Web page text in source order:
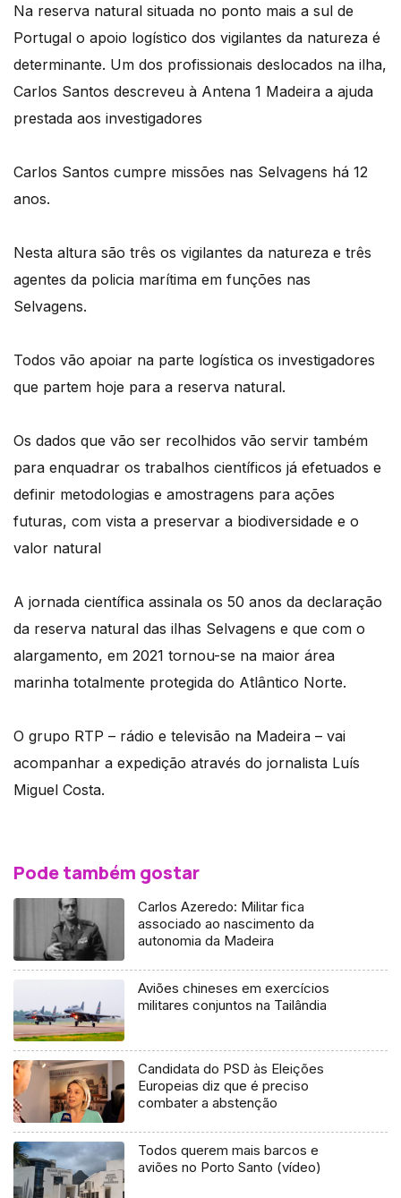
Na reserva natural situada no ponto mais a sul de
Portugal o apoio logístico dos vigilantes da natureza é
determinante. Um dos profissionais deslocados na ilha,
Carlos Santos descreveu à Antena 1 Madeira a ajuda
prestada aos investigadores
Carlos Santos cumpre missões nas Selvagens há 12
anos.
Nesta altura são três os vigilantes da natureza e três
agentes da policia marítima em funções nas
Selvagens.
Todos vão apoiar na parte logística os investigadores
que partem hoje para a reserva natural.
Os dados que vão ser recolhidos vão servir também
para enquadrar os trabalhos científicos já efetuados e
definir metodologias e amostragens para ações
futuras, com vista a preservar a biodiversidade e o
valor natural
A jornada científica assinala os 50 anos da declaração
da reserva natural das ilhas Selvagens e que com o
alargamento, em 2021 tornou-se na maior área
marinha totalmente protegida do Atlântico Norte.
O grupo RTP – rádio e televisão na Madeira – vai
acompanhar a expedição através do jornalista Luís
Miguel Costa.
Pode também gostar
Carlos Azeredo: Militar fica
associado ao nascimento da
autonomia da Madeira
Aviões chineses em exercícios
militares conjuntos na Tailândia
Candidata do PSD às Eleições
Europeias diz que é preciso
combater a abstenção
Todos querem mais barcos e
aviões no Porto Santo (vídeo)